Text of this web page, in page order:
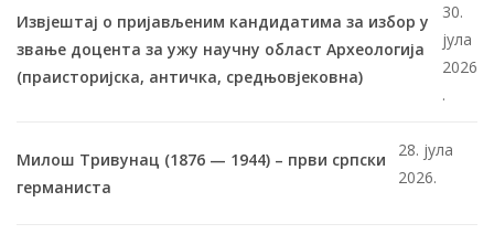
Извјештај о пријављеним кандидатима за избор у
звање доцента за ужу научну област Археологија
(праисторијска, античка, средњовјековна)
30.
јула
2026
.
Милош Тривунац (1876 — 1944) – први српски
германиста
28. јула
2026.